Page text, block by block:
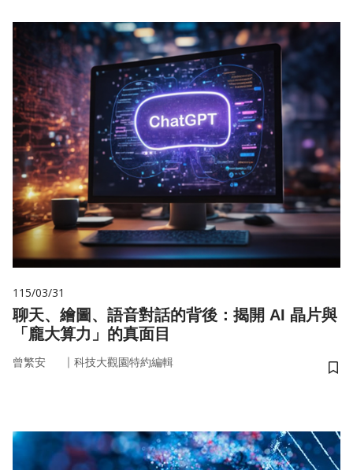
115/03/31
聊天、繪圖、語音對話的背後：揭開 AI 晶片與
「龐大算力」的真面目
曾繁安 ｜ 科技大觀園特約編輯
儲